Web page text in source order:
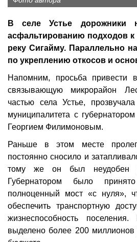
В селе Устье дорожники
асфальтированию подходов к
реку Сигайму. Параллельно
по укреплению откосов и
Напомним, просьба привести
связывающую микрорайон
частью села Устье,
муниципалитета с
Георгием Филимоновым.
Раньше в этом месте
постоянно сносило и
тому же он был неудобен
Губернатором было
полноценный мост «с нуля»,
обеспечить транспортную
жизнеспособность
выделено более 200 миллионов